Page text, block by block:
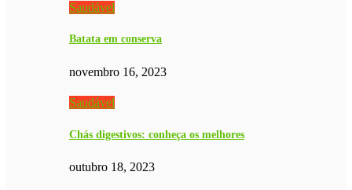
Saudável
Batata em conserva
novembro 16, 2023
Saudável
Chás digestivos: conheça os melhores
outubro 18, 2023